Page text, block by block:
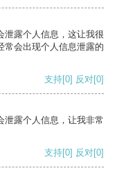
泄露个人信息，这让我很
常会出现个人信息泄露的
支持[0] 反对[0]
泄露个人信息，让我非常
支持[0] 反对[0]